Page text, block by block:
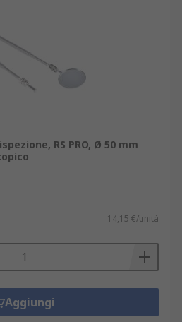
RS PRO, Ø 50 mm
14,15 €/unità
Aggiungi